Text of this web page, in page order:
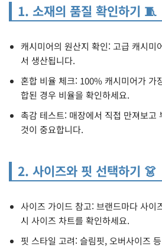
1. 소재의 품질 확인하기 🧵
캐시미어의 원산지 확인: 고급 캐시미
서 생산됩니다.
혼합 비율 체크: 100% 캐시미어가 가
합된 경우 비율을 확인하세요.
촉감 테스트: 매장에서 직접 만져보고
것이 중요합니다.
2. 사이즈와 핏 선택하기 👗
사이즈 가이드 참고: 브랜드마다 사이
시 사이즈 차트를 확인하세요.
핏 스타일 고려: 슬림핏, 오버사이즈